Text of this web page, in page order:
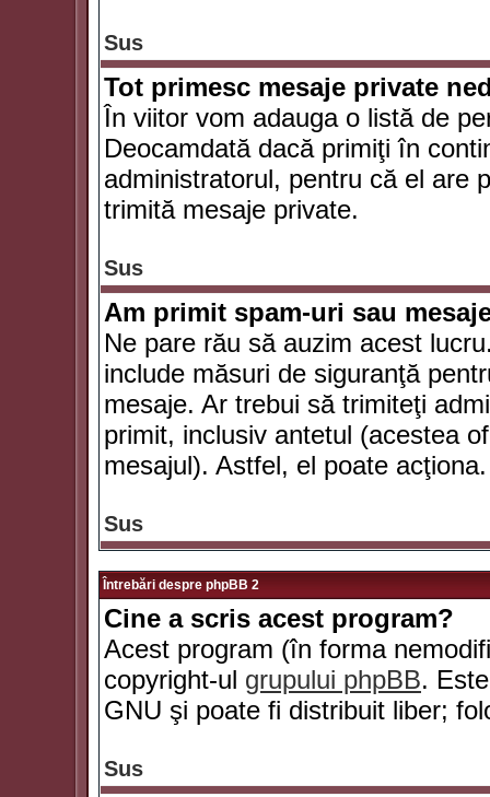
Sus
Tot primesc mesaje private
În viitor vom adauga o listă de
Deocamdată dacă primiţi în
administratorul, pentru că el are
trimită mesaje private.
Sus
Am primit spam-uri sau
Ne pare rău să auzim acest
include măsuri de siguranţă
mesaje. Ar trebui să trimiteţi
primit, inclusiv antetul (acestea
mesajul). Astfel, el poate acţiona.
Sus
Întrebări despre phpBB 2
Cine a scris acest program?
Acest program (în forma
copyright-ul grupului phpBB.
GNU şi poate fi distribuit liber;
Sus